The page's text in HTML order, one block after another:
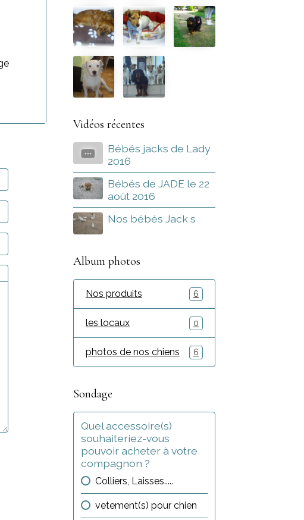
Vidéos récentes
Bébés jacks de Lady
2016
Bébés de JADE le 22
août 2016
Nos bébés Jack s
Album photos
Nos produits 6
les locaux 0
photos de nos chiens 6
Sondage
Quel accessoire(s)
souhaiteriez-vous
pouvoir acheter à votre
compagnon ?
Colliers, Laisses.....
vetement(s) pour chien